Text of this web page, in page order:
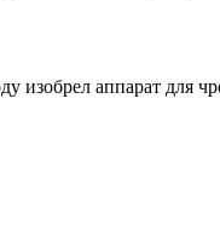
аппарат для